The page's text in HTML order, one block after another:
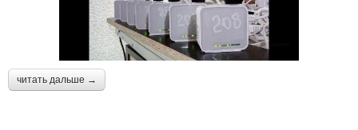
читать дальше →